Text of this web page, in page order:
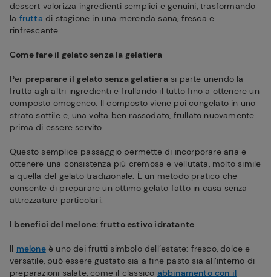
dessert valorizza ingredienti semplici e genuini, trasformando
la frutta di stagione in una merenda sana, fresca e
rinfrescante.
Come fare il gelato senza la gelatiera
Per preparare il gelato senza gelatierasi parte unendo la
frutta agli altri ingredienti e frullando il tutto fino a ottenere un
composto omogeneo. Il composto viene poi congelato in uno
strato sottile e, una volta ben rassodato, frullato nuovamente
prima di essere servito.
Questo semplice passaggio permette di incorporare aria e
ottenere una consistenza più cremosa e vellutata, molto simile
a quella del gelato tradizionale. È un metodo pratico che
consente di preparare un ottimo gelato fatto in casa senza
attrezzature particolari.
I benefici del melone: frutto estivo idratante
Il meloneè uno dei frutti simbolo dell’estate: fresco, dolce e
versatile, può essere gustato sia a fine pasto sia all’interno di
preparazioni salate, come il classico abbinamento con il